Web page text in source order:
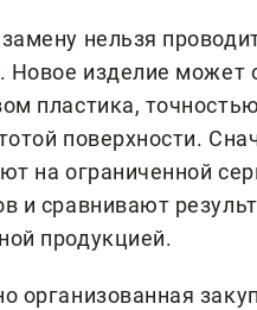
нельзя
Новое изделие может
пластика,
поверхности.
на ограниченной
и сравнивают
продукцией.
организованная